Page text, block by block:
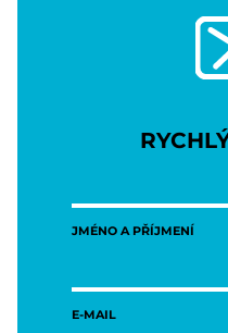
JMÉNO A PŘÍJMENÍ
E-MAIL